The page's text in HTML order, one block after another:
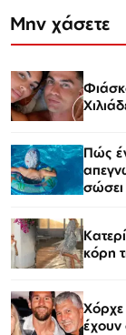
Μην χάσετε
Πώς
σώσει
κόρη
έχουν